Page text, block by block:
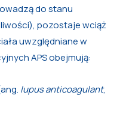
do stanu
pozostaje wciąż
uwzględniane w
APS obejmują:
lupus anticoagulant,